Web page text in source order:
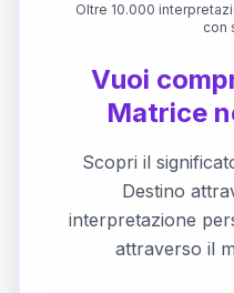
Oltre 10.000
con
Vuoi
Matrice
Scopri il
Destino
interpretazione
attraverso il